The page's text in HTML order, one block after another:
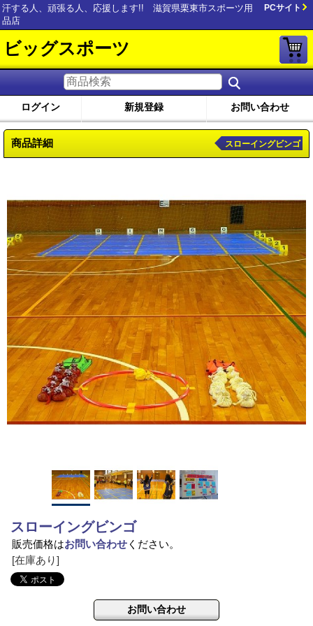
汗する人、頑張る人、応援します!! 滋賀県栗東市スポーツ用
品店
PCサイト
ビッグスポーツ
ログイン 新規登録 お問い合わせ
商品詳細 スローイングビンゴ
スローイングビンゴ
販売価格はお問い合わせ ください。
[在庫あり]